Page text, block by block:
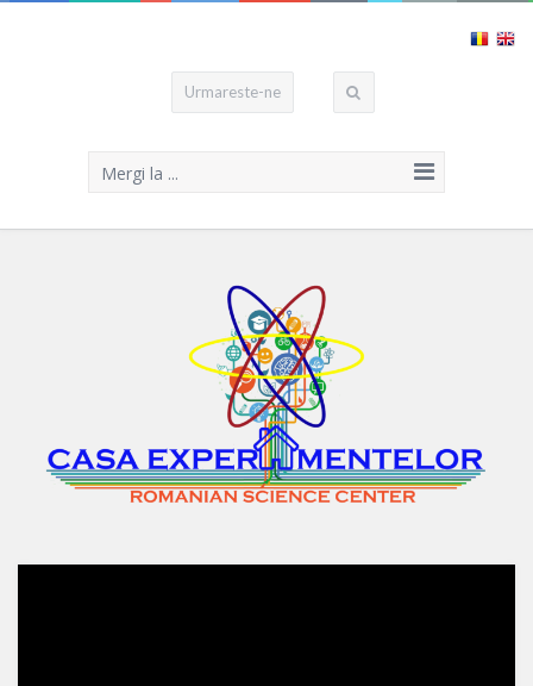
Urmareste-ne
Mergi la ...